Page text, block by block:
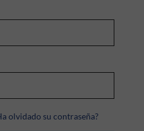
olvidado su contraseña?